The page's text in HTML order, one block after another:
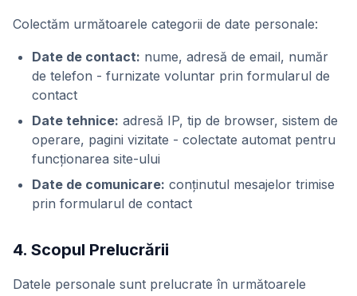
Colectăm următoarele categorii de date personale:
Date de contact: nume, adresă de email, număr
de telefon - furnizate voluntar prin formularul de
contact
Date tehnice: adresă IP, tip de browser, sistem de
operare, pagini vizitate - colectate automat pentru
funcționarea site-ului
Date de comunicare: conținutul mesajelor trimise
prin formularul de contact
4. Scopul Prelucrării
Datele personale sunt prelucrate în următoarele